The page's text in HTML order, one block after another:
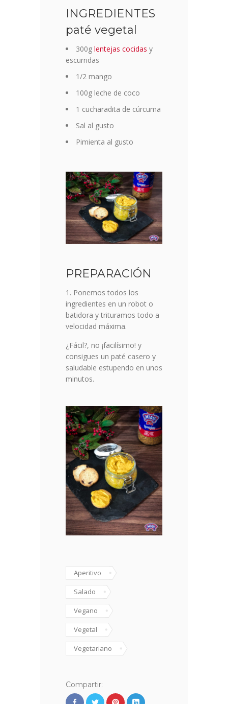
INGREDIENTES
paté vegetal
300g lentejas cocidas y
escurridas
1/2 mango
100g leche de coco
1 cucharadita de cúrcuma
Sal al gusto
Pimienta al gusto
PREPARACIÓN
Ponemos todos los
ingredientes en un robot o
batidora y trituramos todo a
velocidad máxima.
¿Fácil?, no ¡facilísimo! y
consigues un paté casero y
saludable estupendo en unos
minutos.
Aperitivo
Salado
Vegano
Vegetal
Vegetariano
Compartir: